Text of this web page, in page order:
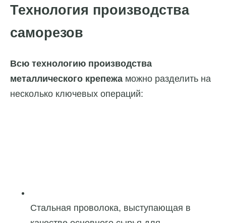
Технология производства
саморезов
Всю технологию производства
металлического крепежа можно разделить на
несколько ключевых операций:
Стальная проволока, выступающая в